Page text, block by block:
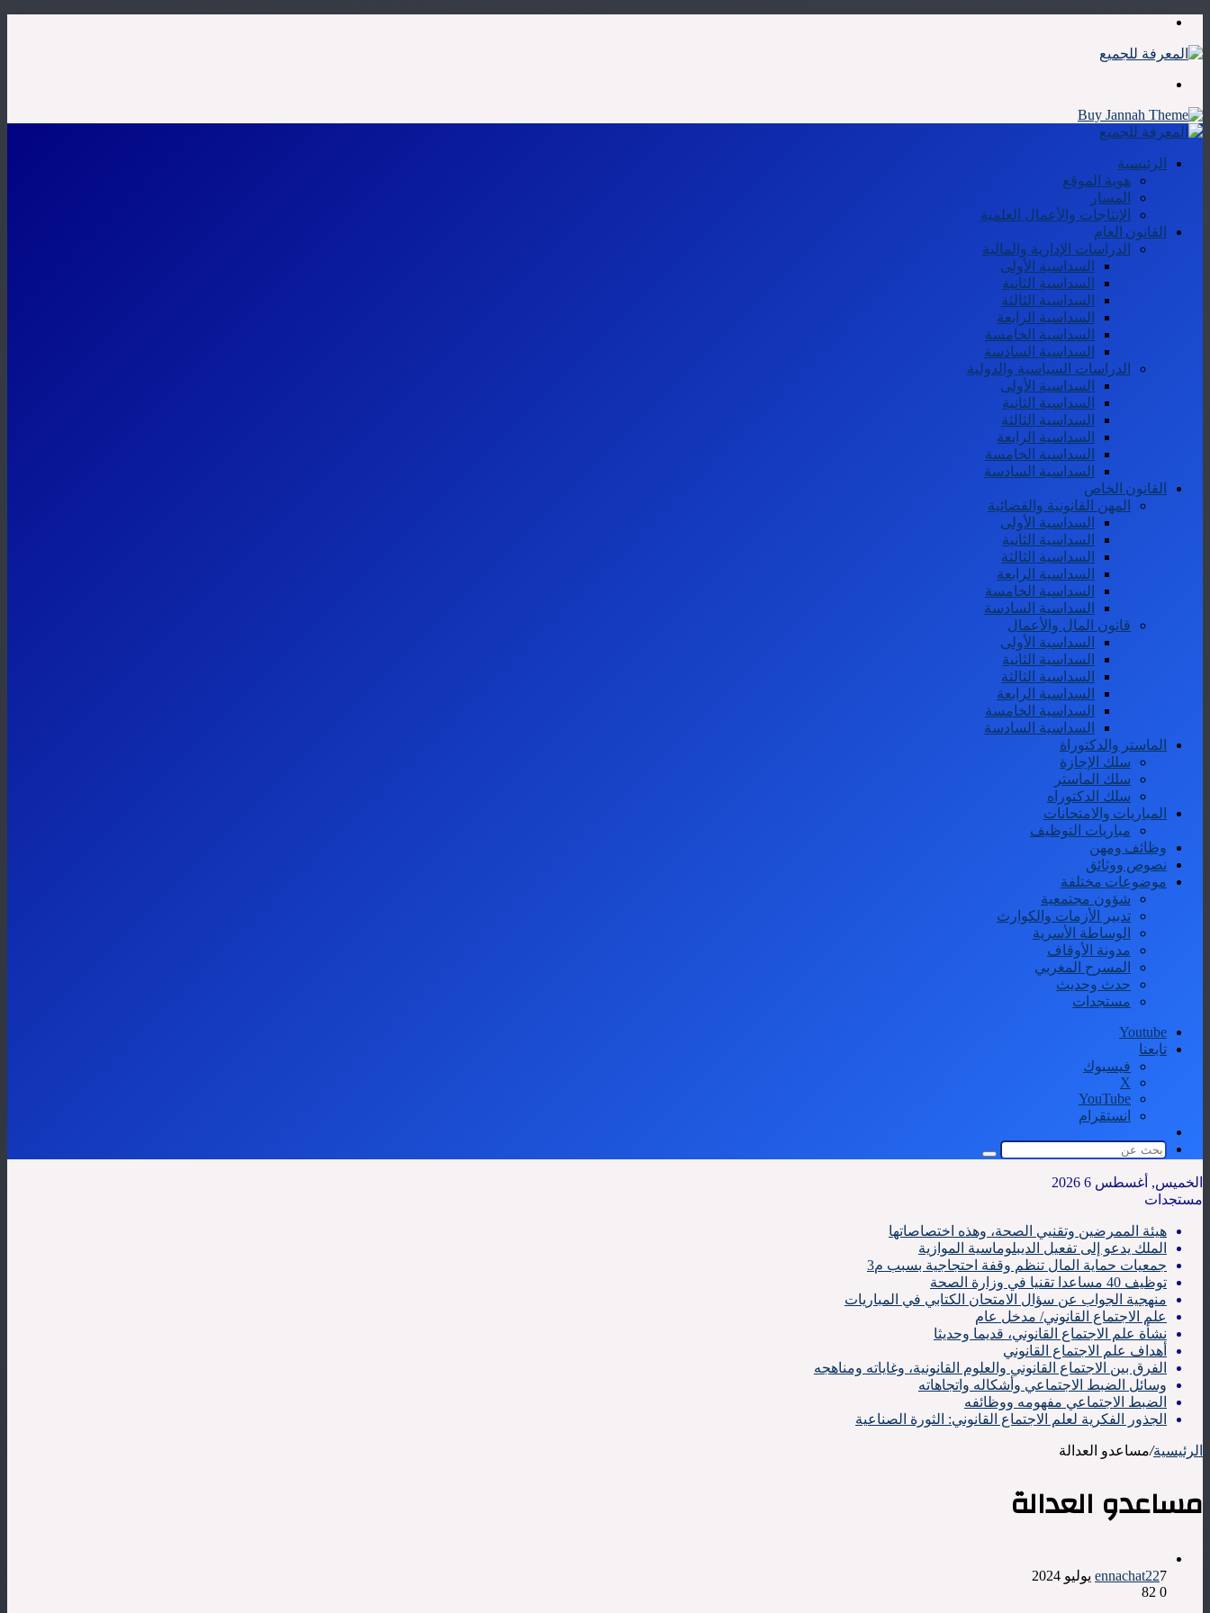
الرئيسية
هوية الموقع
المسار
الإنتاجات والأعمال العلمية
القانون العام
الدراسات الإدارية والمالية
السداسية الأولى
السداسية الثانية
السداسية الثالثة
السداسية الرابعة
السداسية الخامسة
السداسية السادسة
الدراسات السياسية والدولية
السداسية الأولى
السداسية الثانية
السداسية الثالثة
السداسية الرابعة
السداسية الخامسة
السداسية السادسة
القانون الخاص
المهن القانونية والقضائية
السداسية الأولى
السداسية الثانية
السداسية الثالثة
السداسية الرابعة
السداسية الخامسة
السداسية السادسة
قانون المال والأعمال
السداسية الأولى
السداسية الثانية
السداسية الثالثة
السداسية الرابعة
السداسية الخامسة
السداسية السادسة
الماستر والدكتوراة
سلك الإجازة
سلك الماستر
سلك الدكتوراه
المباريات والامتحانات
مباريات التوظيف
وظائف ومهن
نصوص ووثائق
موضوعات مختلفة
شؤون مجتمعية
تدبير الأزمات والكوارث
الوساطة الأسرية
مدونة الأوقاف
المسرح المغربي
حدث وحديث
مستجدات
Youtube
تابعنا
فيسبوك
‫X
‫YouTube
انستقرام
المظلم
بحث
الخميس, أغسطس 6 2026
مستجدات
هيئة الممرضين وتقنيي الصحة، وهذه اختصاصاتها
الملك يدعو إلى تفعيل الديبلوماسية الموازية
جمعيات حماية المال تنظم وقفة احتجاجية بسبب م3
توظيف 40 مساعدا تقنيا في وزارة الصحة
منهجية الجواب عن سؤال الامتحان الكتابي في المباريات
علم الاجتماع القانوني/ مدخل عام
نشأة علم الاجتماع القانوني، قديما وحديثا
أهداف علم الاجتماع القانوني
الفرق بين الاجتماع القانوني والعلوم القانونية، وغاياته ومناهجه
وسائل الضبط الاجتماعي وأشكاله واتجاهاته
الضبط الاجتماعي مفهومه ووظائفه
الجذور الفكرية لعلم الاجتماع القانوني: الثورة الصناعية
الرئيسية/مساعدو العدالة
مساعدو العدالة
ennachat227 يوليو 2024
0